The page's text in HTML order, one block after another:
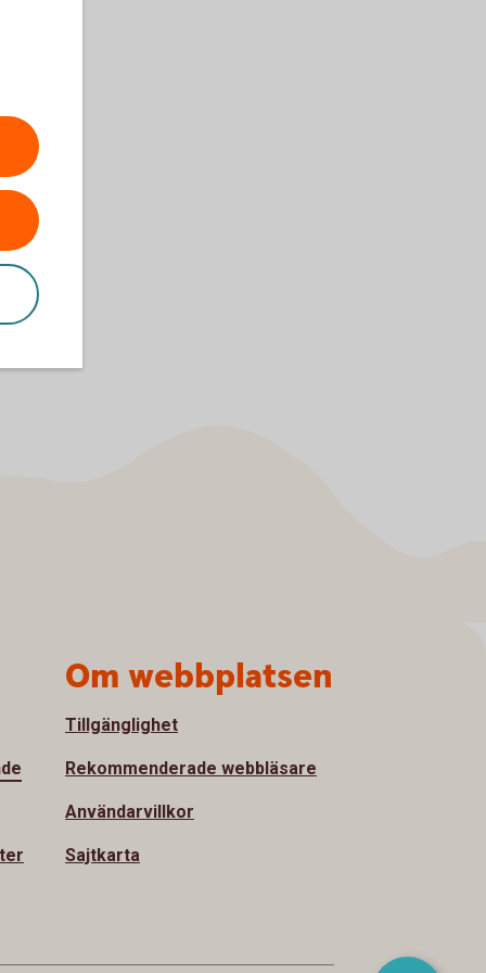
Om webbplatsen
Tillgänglighet
Rekommenderade webbläsare
Användarvillkor
Sajtkarta